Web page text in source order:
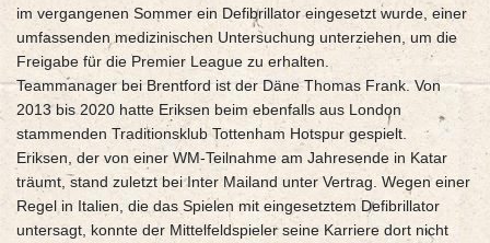
im vergangenen Sommer ein Defibrillator eingesetzt wurde, einer
umfassenden medizinischen Untersuchung unterziehen, um die
Freigabe für die Premier League zu erhalten.
Teammanager bei Brentford ist der Däne Thomas Frank. Von
2013 bis 2020 hatte Eriksen beim ebenfalls aus London
stammenden Traditionsklub Tottenham Hotspur gespielt.
Eriksen, der von einer WM-Teilnahme am Jahresende in Katar
träumt, stand zuletzt bei Inter Mailand unter Vertrag. Wegen einer
Regel in Italien, die das Spielen mit eingesetztem Defibrillator
untersagt, konnte der Mittelfeldspieler seine Karriere dort nicht